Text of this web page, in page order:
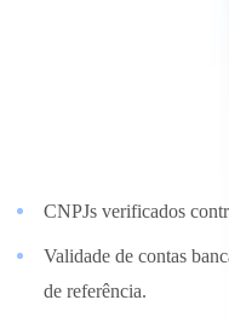
CNPJs verificados
Validade de contas
de referência.